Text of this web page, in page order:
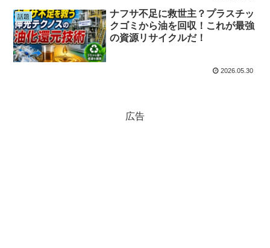
話題
ナフサ不足に救世主？プラスチッ
クゴミから油を回収！これが最強
の資源リサイクルだ！
2026.05.30
広告